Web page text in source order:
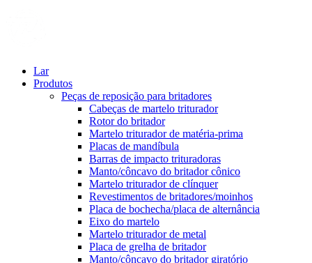
Lar
Produtos
Peças de reposição para britadores
Cabeças de martelo triturador
Rotor do britador
Martelo triturador de matéria-prima
Placas de mandíbula
Barras de impacto trituradoras
Manto/côncavo do britador cônico
Martelo triturador de clínquer
Revestimentos de britadores/moinhos
Placa de bochecha/placa de alternância
Eixo do martelo
Martelo triturador de metal
Placa de grelha de britador
Manto/côncavo do britador giratório